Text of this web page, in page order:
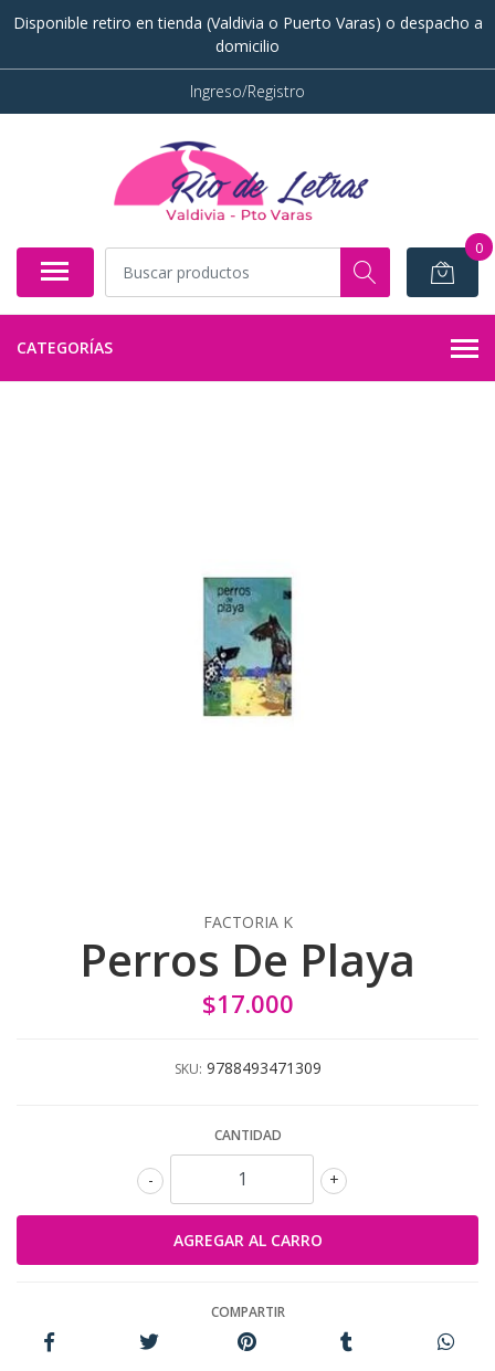
Disponible retiro en tienda (Valdivia o Puerto Varas) o despacho a
domicilio
Ingreso/Registro
0
CATEGORÍAS
FACTORIA K
Perros De Playa
$17.000
SKU: 9788493471309
CANTIDAD
+
-
COMPARTIR